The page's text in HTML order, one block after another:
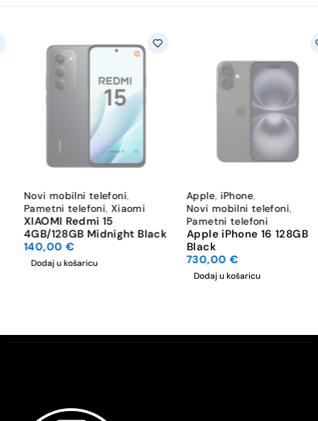
Novi mobilni telefoni,
Pametni telefoni,Xiaomi
XIAOMI Redmi 15
4GB/128GB Midnight Black
140,00€
Dodaj u košaricu
Apple,iPhone,
Novi mobilni telefoni,
Pametni telefoni
Apple iPhone 16 128GB
Black
730,00€
Dodaj u košaricu